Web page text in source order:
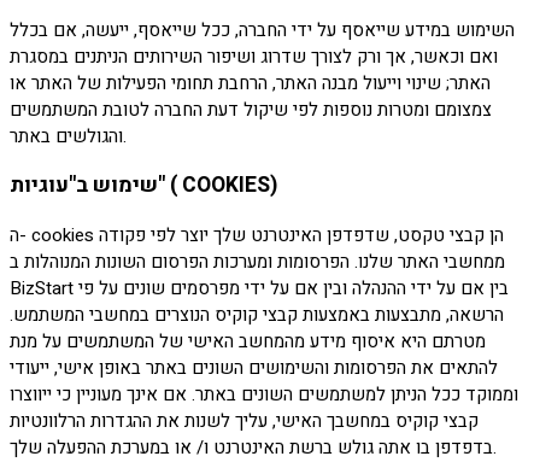
השימוש במידע שייאסף על ידי החברה, ככל שייאסף, ייעשה, אם בכלל
ואם וכאשר, אך ורק לצורך שדרוג ושיפור השירותים הניתנים במסגרת
האתר; שינוי וייעול מבנה האתר, הרחבת תחומי הפעילות של האתר או
צמצומם ומטרות נוספות לפי שיקול דעת החברה לטובת המשתמשים
והגולשים באתר.
שימוש ב"עוגיות" ( COOKIES)
ה- cookies הן קבצי טקסט, שדפדפן האינטרנט שלך יוצר לפי פקודה
ממחשבי האתר שלנו. הפרסומות ומערכות הפרסום השונות המנוהלות ב
BizStart בין אם על ידי ההנהלה ובין אם על ידי מפרסמים שונים על פי
הרשאה, מתבצעות באמצעות קבצי קוקיס הנוצרים במחשבי המשתמש.
מטרתם היא איסוף מידע מהמחשב האישי של המשתמשים על מנת
להתאים את הפרסומות והשימושים השונים באתר באופן אישי, ייעודי
וממוקד ככל הניתן למשתמשים השונים באתר. אם אינך מעוניין כי ייווצרו
קבצי קוקיס במחשבך האישי, עליך לשנות את ההגדרות הרלוונטיות
בדפדפן בו אתה גולש ברשת האינטרנט ו/ או במערכת ההפעלה שלך.